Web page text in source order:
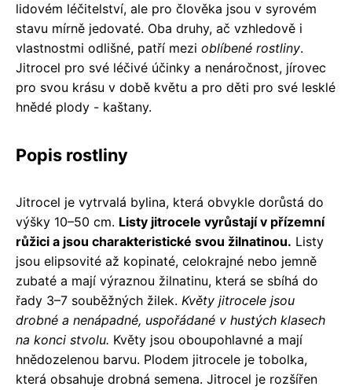
lidovém léčitelství, ale pro člověka jsou v syrovém
stavu mírně jedovaté. Oba druhy, ač vzhledově i
vlastnostmi odlišné, patří mezi oblíbené rostliny.
Jitrocel pro své léčivé účinky a nenáročnost, jírovec
pro svou krásu v době květu a pro děti pro své lesklé
hnědé plody - kaštany.
Popis rostliny
Jitrocel je vytrvalá bylina, která obvykle dorůstá do
výšky 10–50 cm. Listy jitrocele vyrůstají v přízemní
růžici a jsou charakteristické svou žilnatinou. Listy
jsou elipsovité až kopinaté, celokrajné nebo jemně
zubaté a mají výraznou žilnatinu, která se sbíhá do
řady 3–7 souběžných žilek. Květy jitrocele jsou
drobné a nenápadné, uspořádané v hustých klasech
na konci stvolu. Květy jsou oboupohlavné a mají
hnědozelenou barvu. Plodem jitrocele je tobolka,
která obsahuje drobná semena. Jitrocel je rozšířen